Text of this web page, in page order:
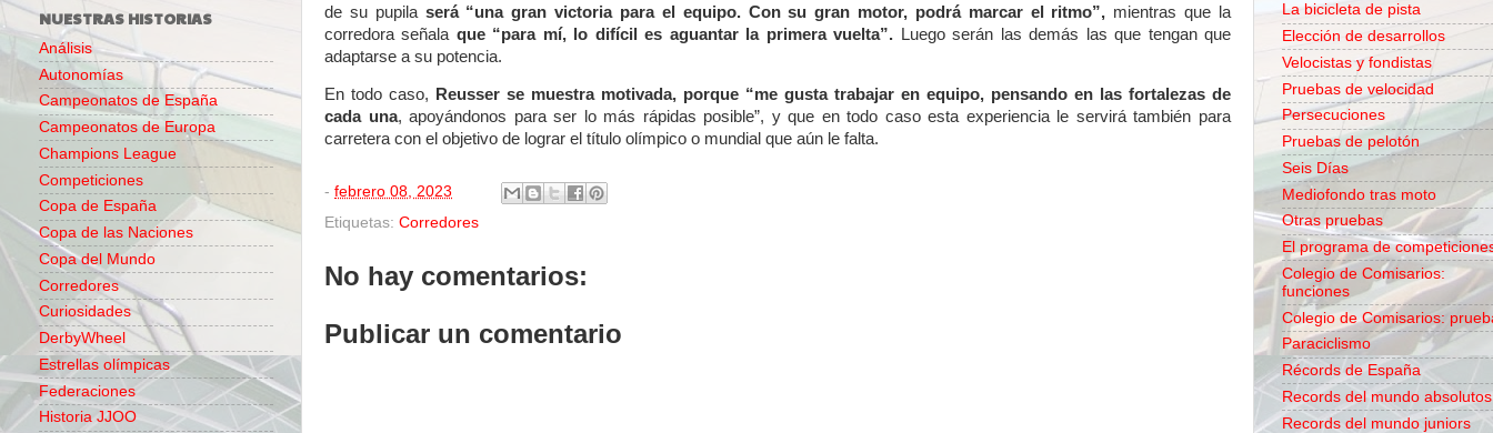
de su pupila será “una gran victoria para el equipo. Con su gran motor, podrá marcar el ritmo”, mientras que la
corredora señala que “para mí, lo difícil es aguantar la primera vuelta”. Luego serán las demás las que tengan que
adaptarse a su potencia.
En todo caso,
Reusser se muestra motivada, porque “me gusta trabajar en equipo, pensando en las fortalezas de
cada una, apoyándonos para ser lo más rápidas posible”, y que en todo caso esta experiencia le servirá también para
carretera con el objetivo de lograr el título olímpico o mundial que aún le falta.
- febrero 08, 2023
Etiquetas: Corredores
No hay comentarios:
Publicar un comentario
NUESTRAS HISTORIAS
Análisis
Autonomías
Campeonatos de España
Campeonatos de Europa
Champions League
Competiciones
Copa de España
Copa de las Naciones
Copa del Mundo
Corredores
Curiosidades
DerbyWheel
Estrellas olímpicas
Federaciones
Historia JJOO
La bicicleta de pista
Elección de desarrollos
Velocistas y fondistas
Pruebas de velocidad
Persecuciones
Pruebas de pelotón
Seis Días
Mediofondo tras moto
Otras pruebas
El programa de
Colegio de Comisarios:
funciones
Colegio de Comisarios:
Paraciclismo
Récords de España
Records del mundo absolutos
Records del mundo juniors